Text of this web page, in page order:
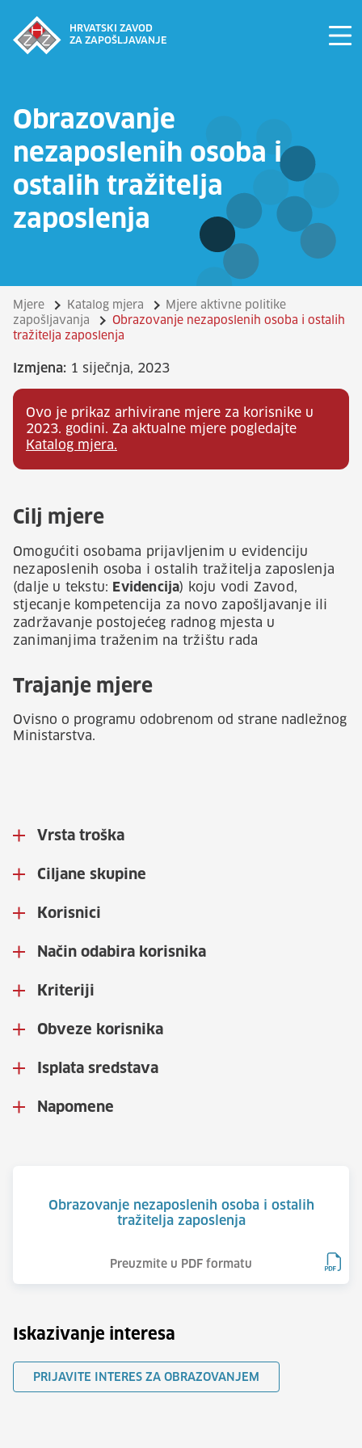
HRVATSKI ZAVOD
ZA ZAPOŠLJAVANJE
Obrazovanje
nezaposlenih osoba i
ostalih tražitelja
zaposlenja
Mjere Katalog mjera
Mjere aktivne politike
zapošljavanja
Obrazovanje nezaposlenih osoba i ostalih
tražitelja zaposlenja
Izmjena: 1 siječnja, 2023
Ovo je prikaz arhivirane mjere za korisnike u
2023. godini. Za aktualne mjere pogledajte
Katalog mjera.
Cilj mjere
Omogućiti osobama prijavljenim u evidenciju
nezaposlenih osoba i ostalih tražitelja zaposlenja
(dalje u tekstu: Evidencija) koju vodi Zavod,
stjecanje kompetencija za novo zapošljavanje ili
zadržavanje postojećeg radnog mjesta u
zanimanjima traženim na tržištu rada
Trajanje mjere
Ovisno o programu odobrenom od strane nadležnog
Ministarstva.
Vrsta troška
Ciljane skupine
Korisnici
Način odabira korisnika
Kriteriji
Obveze korisnika
Isplata sredstava
Napomene
Obrazovanje nezaposlenih osoba i ostalih
tražitelja zaposlenja
Preuzmite u PDF formatu
Iskazivanje interesa
PRIJAVITE INTERES ZA OBRAZOVANJEM